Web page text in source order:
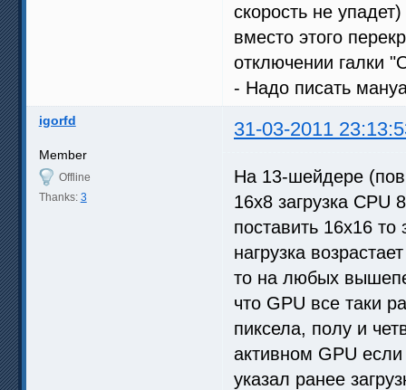
скорость не
вместо этого
отключении галки
- Надо писать
igorfd 31-03-2011
Member
Offline
Thanks: 3
На 13-шейдере
16x8 загрузка CPU
поставить 16x16 то
нагрузка
то на любых
что GPU все таки
пиксела, полу и
активном GPU если
указал ранее